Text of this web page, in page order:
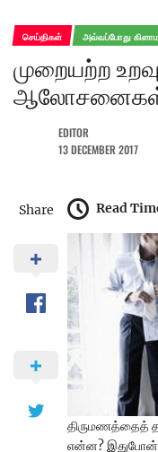
செய்திகள் அவ்வப்போது
முறையற்ற
EDITOR
13 DECEMBER 2017
Share Read
திருமணத்தைத்
என்ன?